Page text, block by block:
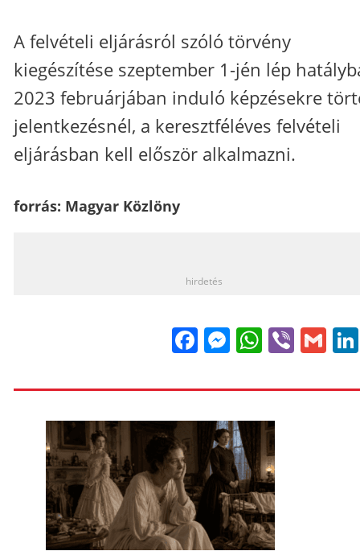
A felvételi eljárásról szóló törvény
kiegészítése szeptember 1-jén lép
2023 februárjában induló képzésekre
jelentkezésnél, a keresztféléves felvételi
eljárásban kell először alkalmazni.
forrás: Magyar Közlöny
hirdetés
FacebookViber